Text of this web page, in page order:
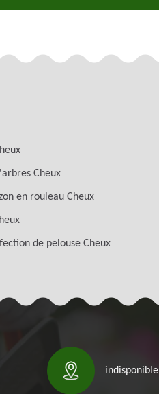
Cheux
en rouleau Cheux
de pelouse Cheux
indisponible